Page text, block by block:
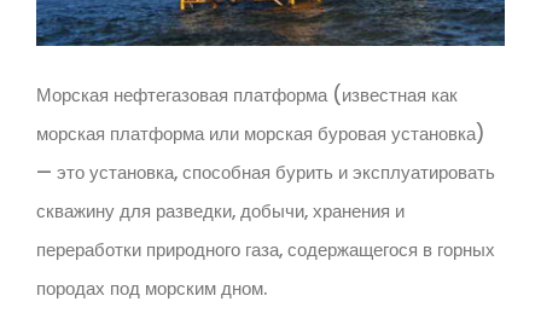
Морская нефтегазовая платформа (известная как
морская платформа или морская буровая установка)
— это установка, способная бурить и эксплуатировать
скважину для разведки, добычи, хранения и
переработки природного газа, содержащегося в горных
породах под морским дном.